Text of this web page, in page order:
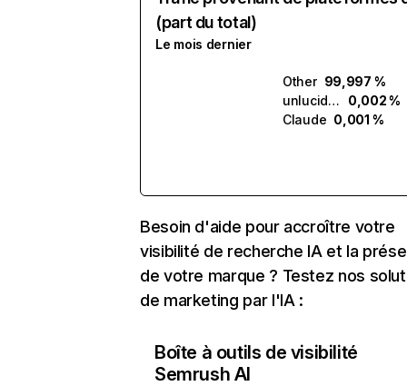
(part du total)
Le mois dernier
Other 99,997 %
unlucid.ai
0,002 %
Claude 0,001 %
Besoin d'aide pour accroître votre
visibilité de recherche IA et la
de votre marque ? Testez nos
de marketing par l'IA :
Boîte à outils de visibilité
Semrush AI